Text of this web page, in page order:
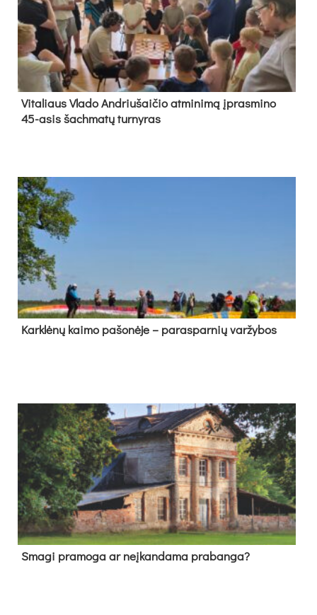
Vi­ta­liaus Vla­do And­riu­šai­čio at­mi­ni­mą įpras­mi­no
45-asis šach­ma­tų tur­ny­ras
Kark­lė­nų kai­mo pa­šo­nė­je – pa­ras­par­nių var­žy­bos
Sma­gi pra­mo­ga ar neį­kan­da­ma pra­ban­ga?